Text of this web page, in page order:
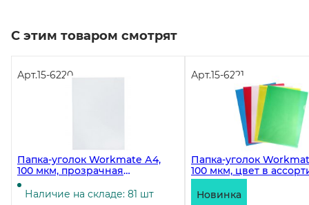
С этим товаром смотрят
Арт.15-6220
Папка-уголок Workmate А4,
100 мкм, прозрачная
бесцветная
Наличие на складе: 81 шт
Арт.15-6221
Папка-уголок
100 мкм, цвет в
Новинка